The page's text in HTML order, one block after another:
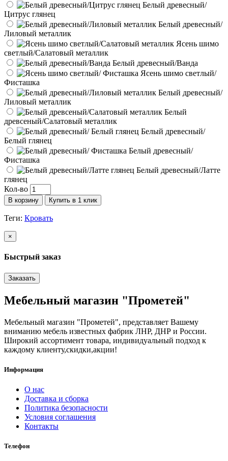
Белый древесный/
Цитрус глянец
Белый древесный/
Лиловый металлик
Ясень шимо
светлый/Салатовый металлик
Белый древесный/Ванда
Ясень шимо светлый/
Фисташка
Белый древесный/
Лиловый металлик
Белый
древсеный/Салатовый металлик
Белый древесный/
Белый глянец
Белый древесный/
Фисташка
Белый древесный/Латте
глянец
Кол-во
В корзину Купить в 1 клик
Теги: Кровать
×
Быстрый заказ
Заказать
Мебельный магазин "Прометей"
Мебельный магазин "Прометей", представляет Вашему
вниманию мебель известных фабрик ЛНР, ДНР и России.
Широкий ассортимент товара, индивидуальный подход к
каждому клиенту,скидки,акции!
Информация
О нас
Доставка и сборка
Политика безопасности
Условия соглашения
Контакты
Телефон